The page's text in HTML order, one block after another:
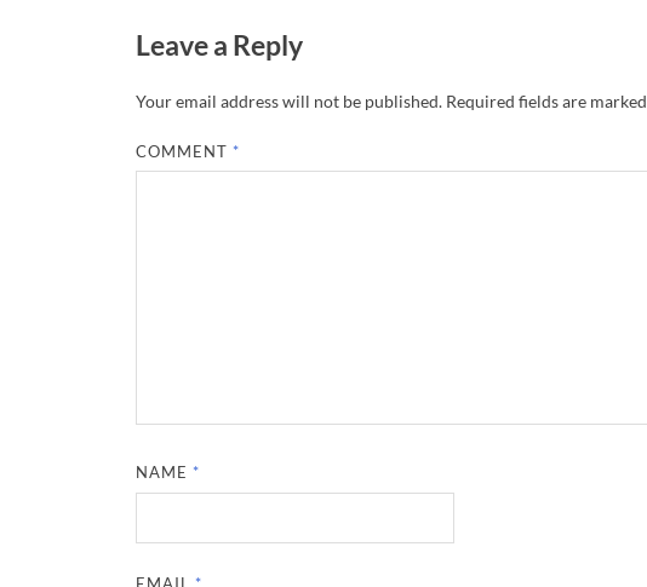
Leave a Reply
Your email address will not be published. Required fields are marked
COMMENT *
NAME *